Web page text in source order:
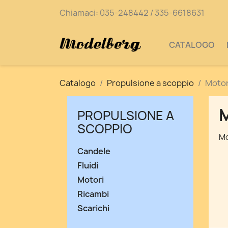
Chiamaci: 035-248442 / 335-6618631
CATALOGO
Catalogo Propulsione a scoppio
PROPULSIONE A
SCOPPIO
Candele
Fluidi
Motori
Ricambi
Scarichi